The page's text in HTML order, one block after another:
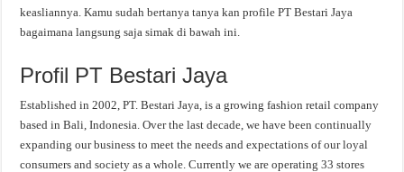
keasliannya. Kamu sudah bertanya tanya kan profile PT Bestari Jaya
bagaimana langsung saja simak di bawah ini.
Profil PT Bestari Jaya
Established in 2002, PT. Bestari Jaya, is a growing fashion retail company
based in Bali, Indonesia. Over the last decade, we have been continually
expanding our business to meet the needs and expectations of our loyal
consumers and society as a whole. Currently we are operating 33 stores